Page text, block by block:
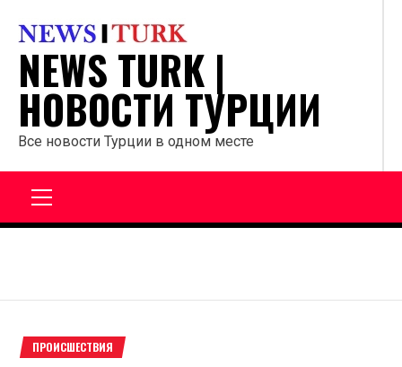
содержанию
NEWS TURK |
НОВОСТИ ТУРЦИИ
Все новости Турции в одном месте
ПРОИСШЕСТВИЯ